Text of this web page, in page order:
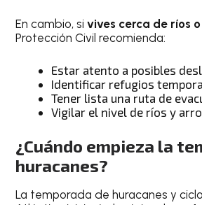
En cambio, si vives cerca de ríos
Protección Civil recomienda:
Estar atento a posibles
Identificar refugios
Tener lista una ruta de
Vigilar el nivel de ríos y
¿Cuándo empieza la
huracanes?
La temporada de huracanes y